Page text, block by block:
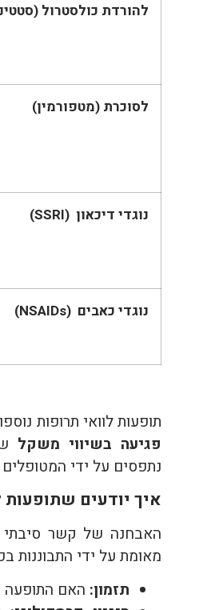
להורדת כולסטרול
לסוכרת (מטפורמין)
נוגדי דיכאון (SSRI
)
נוגדי כאבים (NSAIDs
)
תופעות לוואי תרופות
פגיעה בשיווי משקל
נתפסים על ידי
איך יודעים שתופעות
האבחנה של קשר סיבתי
מאומת על ידי התבוננות
תזמון: האם התופעה